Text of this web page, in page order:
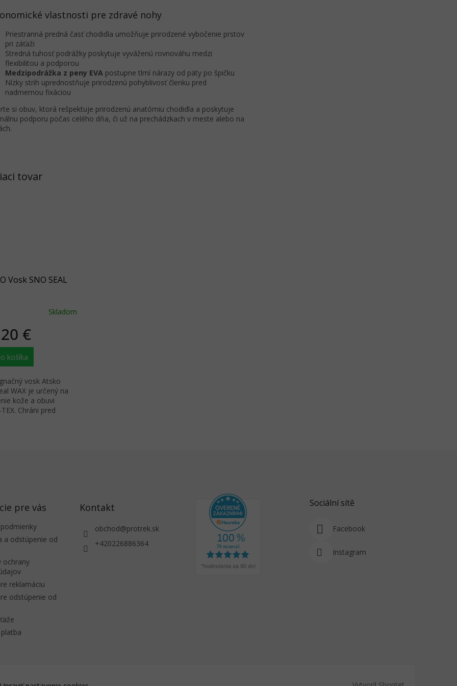
tovar
Vosk SNO SEAL
Skladom
€
košíka
vosk Atsko
WAX je určený na
kože a obuvi
TEX. Chráni pred
vlastnosti pre zdravé nohy
Priestranná predná časť chodidla umožňuje prirodzené vybočenie prstov
pri záťaži
Stredná tuhosť podrážky poskytuje vyváženú rovnováhu medzi
flexibilitou a podporou
Medzipodrážka z peny EVA postupne tlmí nárazy od päty po špičku
Nízky strih uprednostňuje prirodzenú pohyblivosť členku pred
nadmernou fixáciou
si obuv, ktorá rešpektuje prirodzenú anatómiu chodidla a poskytuje
podporu počas celého dňa, či už na prechádzkach v meste alebo na
pre vás
a odstúpenie od
ochrany
reklamáciu
odstúpenie od
Kontakt
obchod@protrek.sk
+420226886364
Sociální sítě
Facebook
Instagram